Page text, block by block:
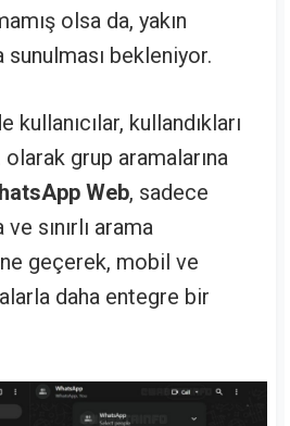
olsa da, yakın
sunulması bekleniyor.
kullanıcılar, kullandıkları
olarak grup aramalarına
Web, sadece
sınırlı arama
geçerek, mobil ve
daha entegre bir